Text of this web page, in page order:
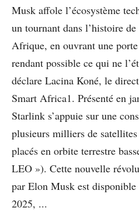
Musk affole l’écosystème
un tournant dans l’histoire
Afrique, en ouvrant une
rendant possible ce qui ne
déclare Lacina Koné, le
Smart Africa1. Présenté en
Starlink s’appuie sur une
plusieurs milliers de
placés en orbite terrestre
LEO »). Cette nouvelle
par Elon Musk est disponible
2025, ...